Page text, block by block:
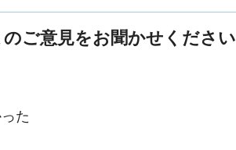
ご意見をお聞かせください
た